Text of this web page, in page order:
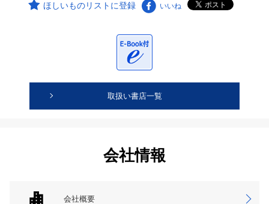
ほしいものリストに登録 いいね
取扱い書店一覧
会社情報
会社概要